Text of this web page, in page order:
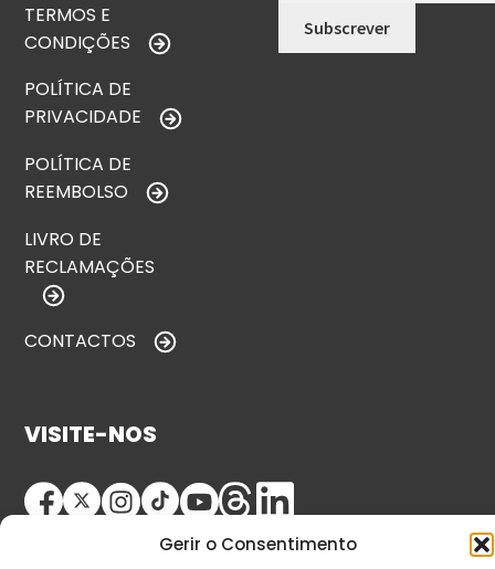
Gerir o Consentimento
TERMOS E
CONDIÇÕES
POLÍTICA DE
PRIVACIDADE
POLÍTICA DE
REEMBOLSO
LIVRO DE
RECLAMAÇÕES
CONTACTOS
VISITE-NOS